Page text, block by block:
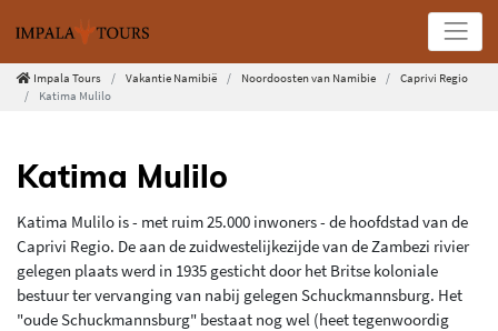
Impala Tours Vakantie Namibië Noordoosten van Namibie
Caprivi Regio
Katima Mulilo
Katima Mulilo
Katima Mulilo is - met ruim 25.000 inwoners - de hoofdstad van de
Caprivi Regio. De aan de zuidwestelijkezijde van de Zambezi rivier
gelegen plaats werd in 1935 gesticht door het Britse koloniale
bestuur ter vervanging van nabij gelegen Schuckmannsburg. Het
"oude Schuckmannsburg" bestaat nog wel (heet tegenwoordig